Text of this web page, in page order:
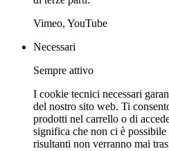
Vimeo, YouTube
Necessari
Sempre attivo
I cookie tecnici necessari
del nostro sito web. Ti
prodotti nel carrello o di
significa che non ci è possibile
risultanti non verranno mai